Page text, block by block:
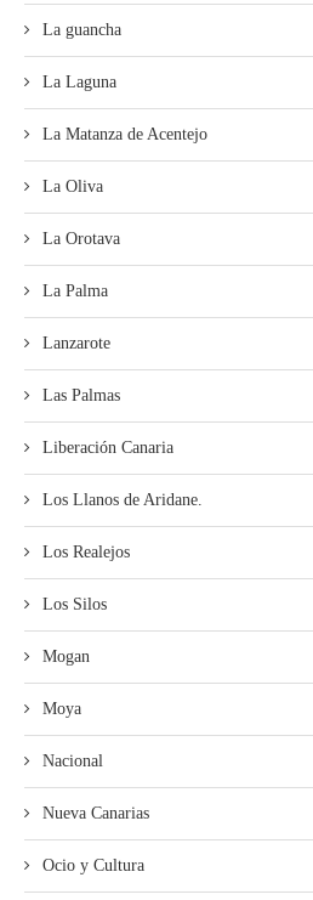
La guancha
La Laguna
La Matanza de Acentejo
La Oliva
La Orotava
La Palma
Lanzarote
Las Palmas
Liberación Canaria
Los Llanos de Aridane.
Los Realejos
Los Silos
Mogan
Moya
Nacional
Nueva Canarias
Ocio y Cultura